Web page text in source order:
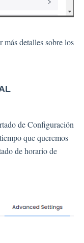
más detalles sobre los
de Configuración
que queremos
de horario de